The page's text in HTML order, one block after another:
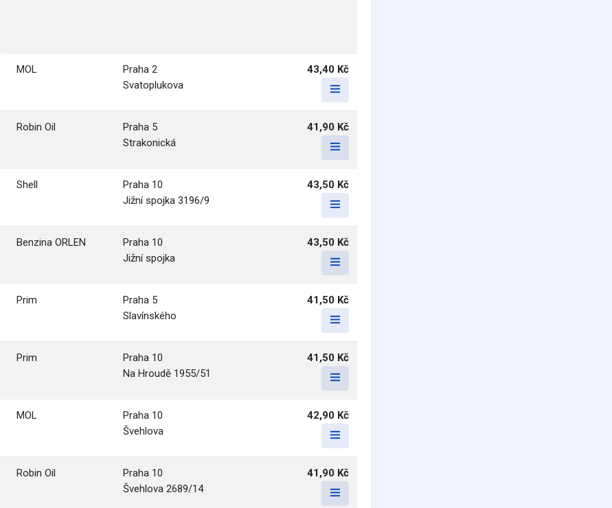
MOL
Praha 2
Svatoplukova
43,40 Kč
Robin Oil
Praha 5
Strakonická
41,90 Kč
Shell
Praha 10
Jižní spojka 3196/9
43,50 Kč
Benzina ORLEN
Praha 10
Jižní spojka
43,50 Kč
Prim
Praha 5
Slavínského
41,50 Kč
Prim
Praha 10
Na Hroudě 1955/51
41,50 Kč
MOL
Praha 10
Švehlova
42,90 Kč
Robin Oil
Praha 10
Švehlova 2689/14
41,90 Kč